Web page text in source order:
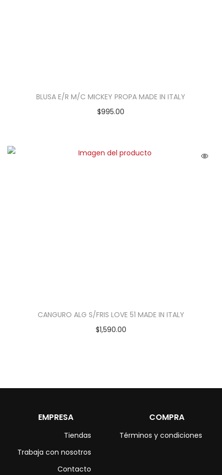
BLUSA E/R M/C MICKEY PROPA MADE IN ITALY
$995.00
CANGURO ALG S/FRIS LOVE 51 MADE IN ITALY
$1,590.00
EMPRESA
Tiendas
Trabaja con nosotros
Contacto
COMPRA
Términos y condiciones